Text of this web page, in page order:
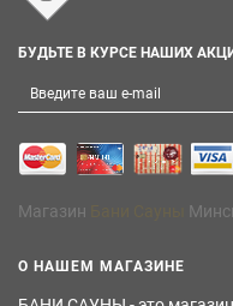
БУДЬТЕ В КУРСЕ НАШИХ
Магазин
О НАШЕМ МАГАЗИНЕ